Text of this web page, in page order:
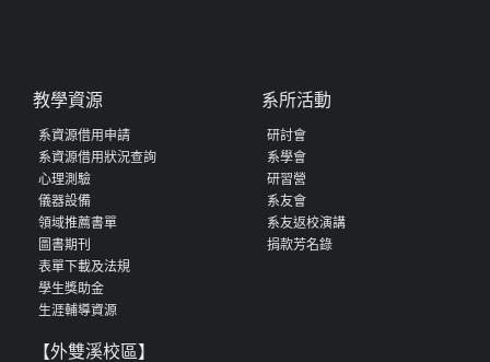
教學資源
系資源借用申請
系資源借用狀況查詢
心理測驗
儀器設備
領域推薦書單
圖書期刊
表單下載及法規
學生獎助金
生涯輔導資源
系所活動
研討會
系學會
研習營
系友會
系友返校演講
捐款芳名錄
【外雙溪校區】